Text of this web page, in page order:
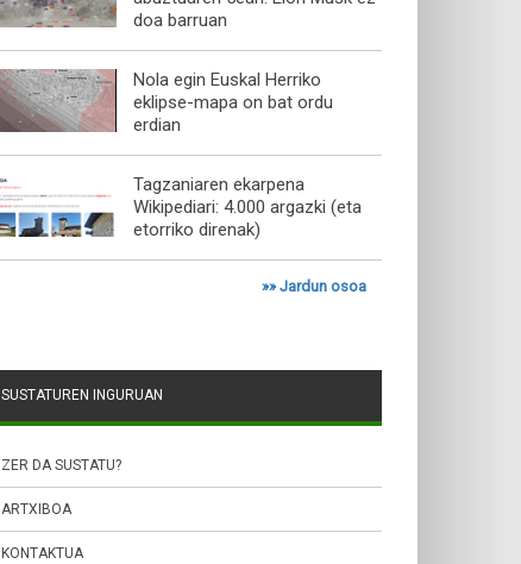
doa barruan
Nola egin Euskal Herriko
eklipse-mapa on bat ordu
erdian
Tagzaniaren ekarpena
Wikipediari: 4.000 argazki (eta
etorriko direnak)
»»Jardun osoa
SUSTATUREN INGURUAN
ZER DA SUSTATU?
ARTXIBOA
KONTAKTUA